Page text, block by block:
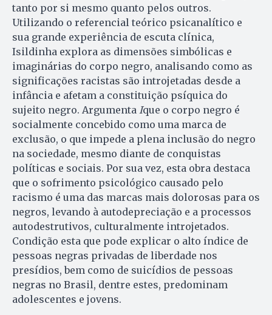
tanto por si mesmo quanto pelos outros.
Utilizando o referencial teórico psicanalítico e
sua grande experiência de escuta clínica,
Isildinha explora as dimensões simbólicas e
imaginárias do corpo negro, analisando como as
significações racistas são introjetadas desde a
infância e afetam a constituição psíquica do
sujeito negro. Argumenta Ique o corpo negro é
socialmente concebido como uma marca de
exclusão, o que impede a plena inclusão do negro
na sociedade, mesmo diante de conquistas
políticas e sociais. Por sua vez, esta obra destaca
que o sofrimento psicológico causado pelo
racismo é uma das marcas mais dolorosas para os
negros, levando à autodepreciação e a processos
autodestrutivos, culturalmente introjetados.
Condição esta que pode explicar o alto índice de
pessoas negras privadas de liberdade nos
presídios, bem como de suicídios de pessoas
negras no Brasil, dentre estes, predominam
adolescentes e jovens.